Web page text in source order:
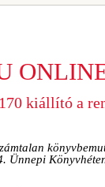
kiállító a
Ünnepi